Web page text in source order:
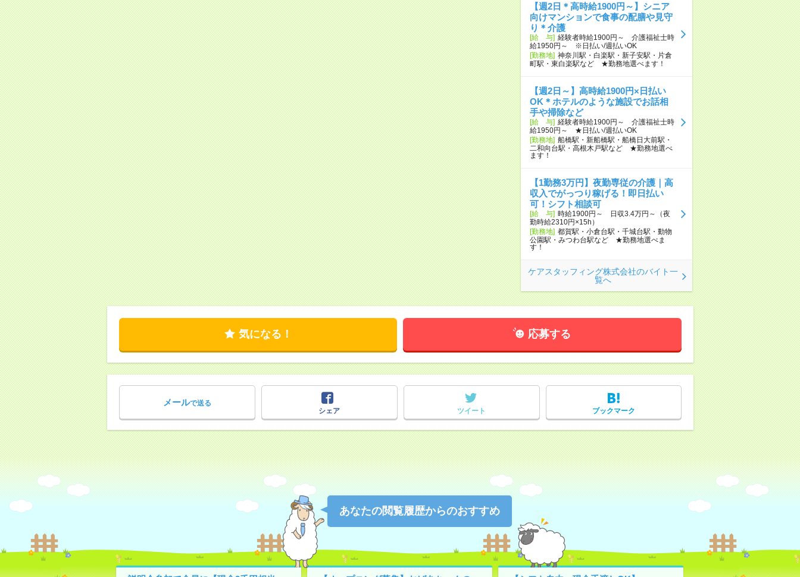
【週2日＊高時給1900円～】シニア
向けマンションで食事の配膳や見守
り＊介護
[給 与] 経験者時給1900円～ 介護福祉士時
給1950円～ ※日払い/週払いOK
[勤務地] 神奈川駅・白楽駅・新子安駅・片倉
町駅・東白楽駅など ★勤務地選べます！
【週2日～】高時給1900円×日払い
OK＊ホテルのような施設でお話相
手や掃除など
[給 与] 経験者時給1900円～ 介護福祉士時
給1950円～ ★日払い/週払いOK
[勤務地] 船橋駅・新船橋駅・船橋日大前駅・
二和向台駅・高根木戸駅など ★勤務地選べ
ます！
【1勤務3万円】夜勤専従の介護｜高
収入でがっつり稼げる！即日払い
可！シフト相談可
[給 与] 時給1900円～ 日収3.4万円～（夜
勤時給2310円×15h）
[勤務地] 都賀駅・小倉台駅・千城台駅・動物
公園駅・みつわ台駅など ★勤務地選べま
す！
ケアスタッフィング株式会社のバイト一
覧へ
気になる！ 応募する
メールで送る
シェア
ツイート ブックマーク
あなたの閲覧履歴からのおすすめ